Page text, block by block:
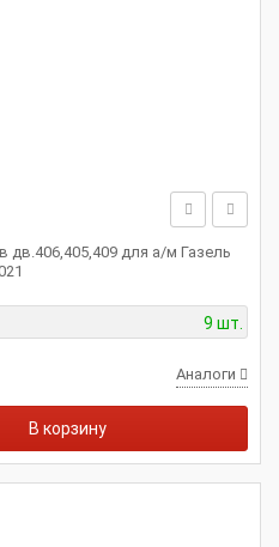
дв.406,405,409 для а/м Газель
9 шт.
Аналоги
В корзину